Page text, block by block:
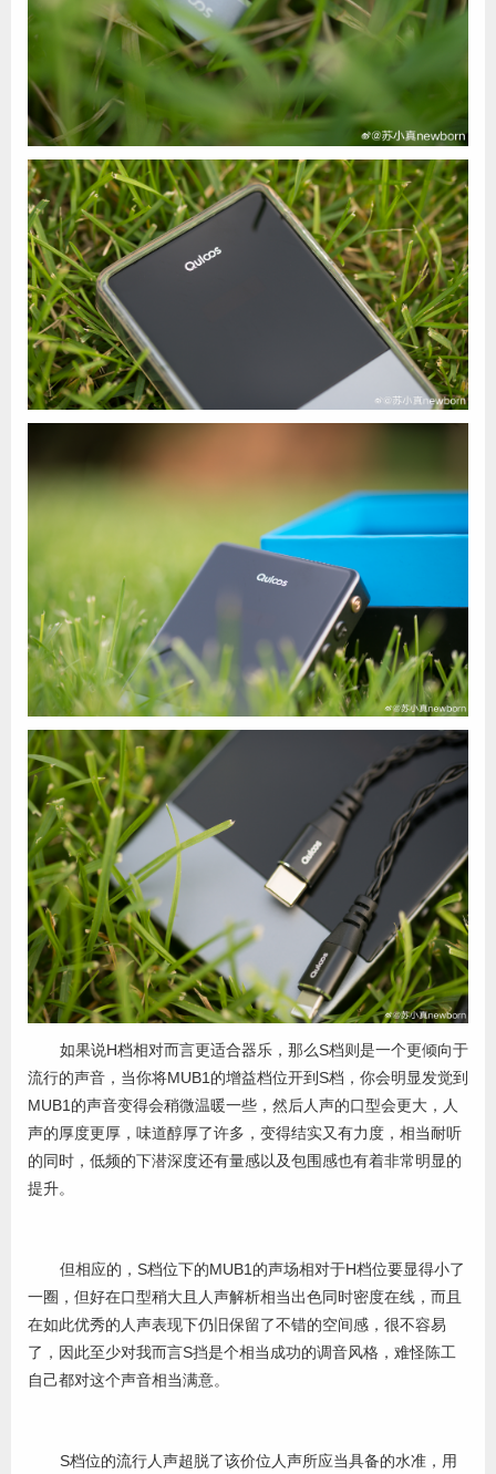
如果说H档相对而言更适合器乐，那么S档则是一个更倾向于
流行的声音，当你将MUB1的增益档位开到S档，你会明显发觉到
MUB1的声音变得会稍微温暖一些，然后人声的口型会更大，人
声的厚度更厚，味道醇厚了许多，变得结实又有力度，相当耐听
的同时，低频的下潜深度还有量感以及包围感也有着非常明显的
提升。
但相应的，S档位下的MUB1的声场相对于H档位要显得小了
一圈，但好在口型稍大且人声解析相当出色同时密度在线，而且
在如此优秀的人声表现下仍旧保留了不错的空间感，很不容易
了，因此至少对我而言S挡是个相当成功的调音风格，难怪陈工
自己都对这个声音相当满意。
S档位的流行人声超脱了该价位人声所应当具备的水准，用